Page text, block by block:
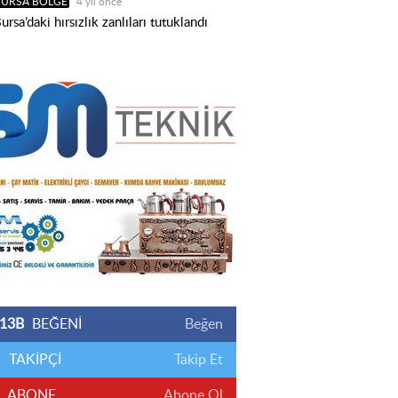
hırsızlık zanlıları tutuklandı
13B BEĞENİ Beğen
TAKİPÇİ Takip Et